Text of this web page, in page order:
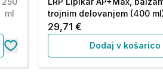
ml
trojnim delovanjem (400
29,71 €
Dodaj v košarico